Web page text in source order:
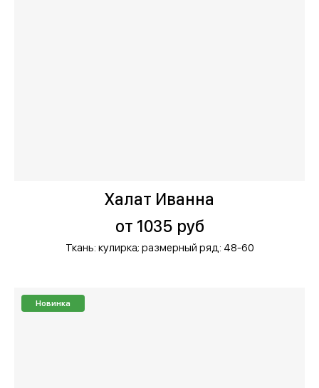
Халат Иванна
от 1035 руб
Ткань: кулирка; размерный ряд: 48-60
Новинка